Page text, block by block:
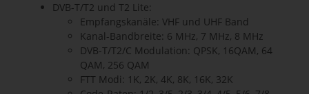
DVB-T/T2 und T2 Lite:
Empfangskanäle: VHF und UHF Band
Kanal-Bandbreite: 6 MHz, 7 MHz, 8 MHz
DVB-T/T2/C Modulation: QPSK, 16QAM, 64
QAM, 256 QAM
FTT Modi: 1K, 2K, 4K, 8K, 16K, 32K